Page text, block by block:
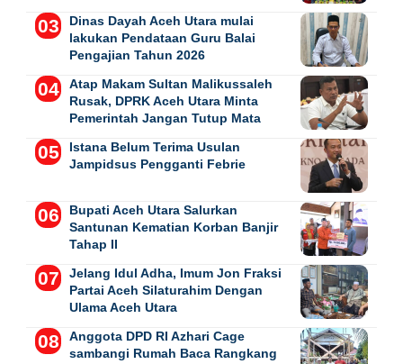
Dinas Dayah Aceh Utara mulai
lakukan Pendataan Guru Balai
Pengajian Tahun 2026
Atap Makam Sultan Malikussaleh
Rusak, DPRK Aceh Utara Minta
Pemerintah Jangan Tutup Mata
Istana Belum Terima Usulan
Jampidsus Pengganti Febrie
Bupati Aceh Utara Salurkan
Santunan Kematian Korban Banjir
Tahap II
Jelang Idul Adha, Imum Jon Fraksi
Partai Aceh Silaturahim Dengan
Ulama Aceh Utara
Anggota DPD RI Azhari Cage
sambangi Rumah Baca Rangkang